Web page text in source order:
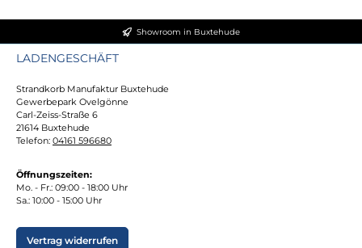
Showroom in Buxtehude
LADENGESCHÄFT
Strandkorb Manufaktur Buxtehude
Gewerbepark Ovelgönne
Carl-Zeiss-Straße 6
21614 Buxtehude
Telefon: 04161 596680
Öffnungszeiten:
Mo. - Fr.: 09:00 - 18:00 Uhr
Sa.: 10:00 - 15:00 Uhr
Vertrag widerrufen